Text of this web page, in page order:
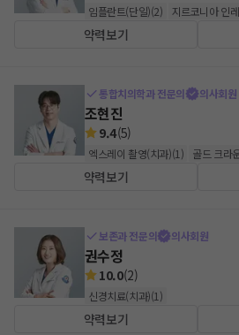
임플란트(단일)(2) 지르코니아 인
약력보기
통합치의학과 전문의 의사회원
조현진
9.4(5)
엑스레이 촬영(치과)(1 ) 골드 크라
약력보기
보존과 전문의 의사회원
권수정
10.0(2)
신경치료(치과)(1 )
약력보기